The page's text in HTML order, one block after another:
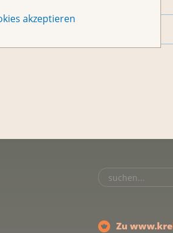
akzeptieren
Zu